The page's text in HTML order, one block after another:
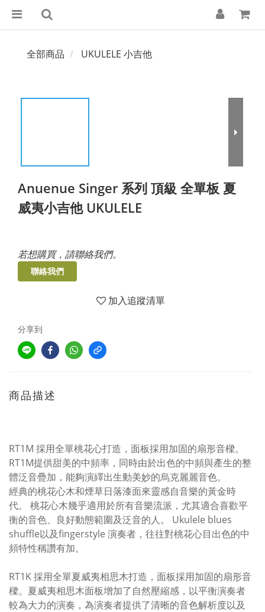
全部商品 UKULELE 小吉他
Anuenue Singer 系列 頂級 全單板 夏
威夷小吉他 UKULELE
若想購買，請聯絡我們。
聯絡我們
加入追蹤清單
分享到
商品描述
RT1M 採用全單桃花心打造，面板採用加固的扇形音樑。
RT1M提供甜美的中頻率，同時由於出色的中頻與產生的整
體泛音疊加，能夠演繹出生動美妙的烏克麗麗音色。
經典的桃花心木和煙草日落漆面來靈感自音樂的黃金時
代。 桃花心木幾乎適用於所有音樂流派，尤其適合喜歡平
衡的音色、良好動態範圍及泛音的人。 Ukulele blues
shuffle以及fingerstyle 演奏者，往往對桃花心目出色的中
頻特性稱讚有加。
RT1K 採用全單夏威夷相思木打造，面板採用加固的扇形音
樑。夏威夷相思木面板增加了自然壓縮感，以平衡演奏者
較為大力的演奏，為演奏者提供了清晰的音色解析度以及